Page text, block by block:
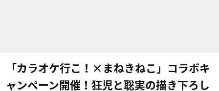
「カラオケ行こ！×まねきねこ」コラボキ
ャンペーン開催！狂児と聡実の描き下ろし